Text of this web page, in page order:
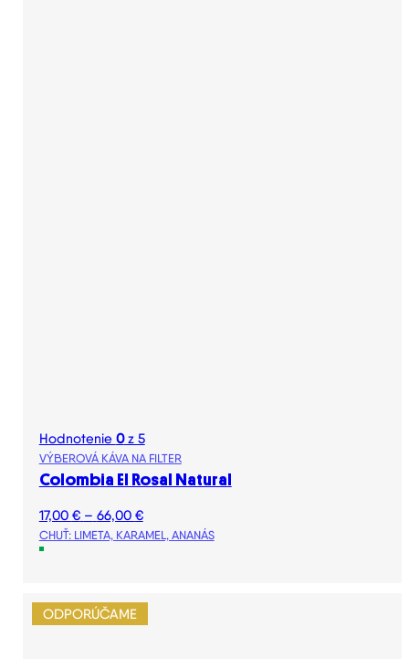
Hodnotenie 0z 5
VÝBEROVÁ KÁVA NA FILTER
Colombia El Rosal Natural
17,00 € – 66,00 €Price
range:
CHUŤ: LIMETA, KARAMEL, ANANÁS
ODPORÚČAME